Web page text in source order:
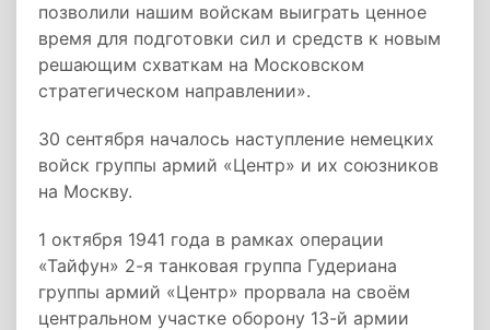
позволили нашим войскам выиграть ценное
время для подготовки сил и средств к новым
решающим схваткам на Московском
стратегическом направлении».
30 сентября началось наступление немецких
войск группы армий «Центр» и их союзников
на Москву.
1 октября 1941 года в рамках операции
«Тайфун» 2-я танковая группа Гудериана
группы армий «Центр» прорвала на своём
центральном участке оборону 13-й армии